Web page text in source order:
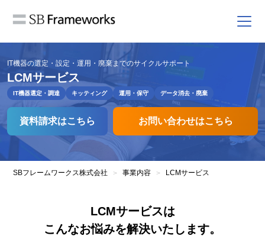
IT機器の選定・設定・運用・廃棄までのサイクルサポート
LCMサービス
IT機器選定・調達 キッティング 運用・保守 データ消去・廃棄
資料請求はこちら お問い合わせはこちら
SBフレームワークス株式会社 > 事業内容 > LCMサービス
LCMサービスは
こんなお悩みを解決いたします。